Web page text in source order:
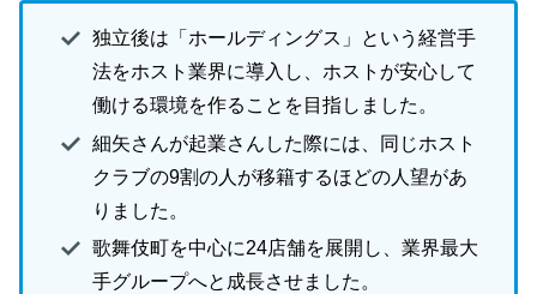
独立後は「ホールディングス」という経営手
法をホスト業界に導入し、ホストが安心して
働ける環境を作ることを目指しました。
細矢さんが起業さんした際には、同じホスト
クラブの9割の人が移籍するほどの人望があ
りました。
歌舞伎町を中心に24店舗を展開し、業界最大
手グループへと成長させました。